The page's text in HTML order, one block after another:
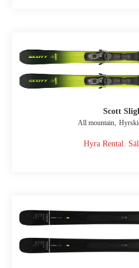
Scott
All mountain
Hyra Rental.